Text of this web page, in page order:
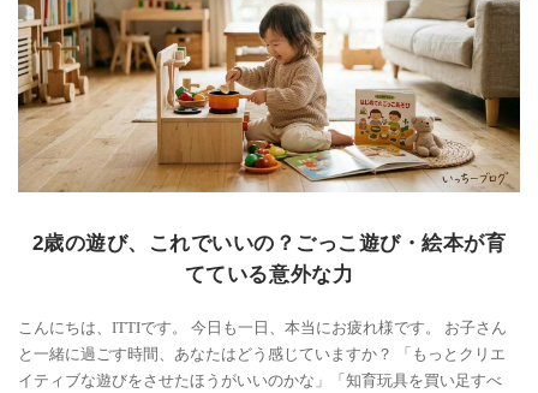
2歳の遊び、これでいいの？ごっこ遊び・絵本が育
てている意外な力
こんにちは、ITTIです。 今日も一日、本当にお疲れ様です。 お子さん
と一緒に過ごす時間、あなたはどう感じていますか？ 「もっとクリエ
イティブな遊びをさせたほうがいいのかな」「知育玩具を買い足すべ